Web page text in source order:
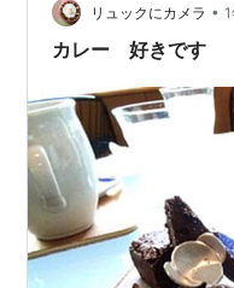
リュックにカメラ •
カレー 好きです